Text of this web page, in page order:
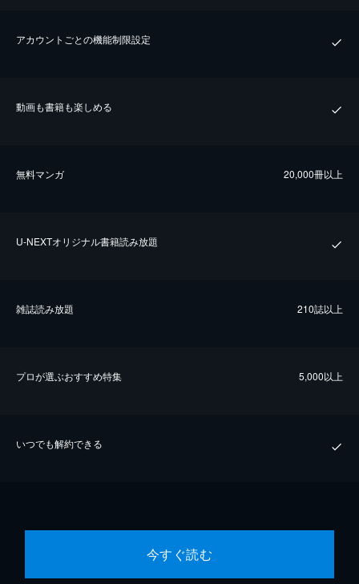
アカウントごとの機能制限設定
動画も書籍も楽しめる
無料マンガ 20,000冊以上
U-NEXTオリジナル書籍読み放題
雑誌読み放題 210誌以上
プロが選ぶおすすめ特集 5,000以上
いつでも解約できる
今すぐ読む